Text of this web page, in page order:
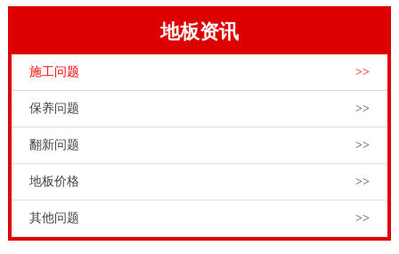
大群众对幸福生活的追求**，同社会经济发展的不平衡
量人開始追求**健身运动和精神实质游戏**。那样全社
会发展**须要越来越多的**性的房间内体育竞赛展览馆
化木地板和演出舞台木地板是常用的运动场馆和剧场演
出舞台地面装修原材料。枫桦木体育木地板施工流程是
什么，因为运动场馆的是大**开展体育竞赛和健身培训
地板资讯
施工问题 >>
保养问题 >>
翻新问题 >>
地板价格 >>
其他问题 >>